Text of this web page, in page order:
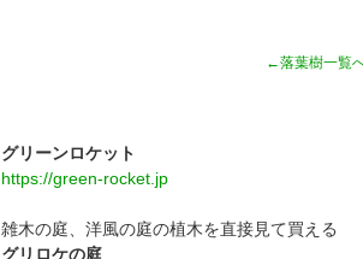
←落葉樹一覧
グリーンロケット
https://green-rocket.jp
雑木の庭、洋風の庭の植木を直接見て買える
グリロケの庭